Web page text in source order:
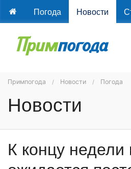
Погода Новости
Примпогода Новости Погода
Новости
К концу